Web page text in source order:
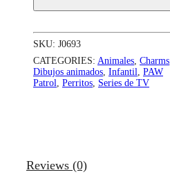
SKU: J0693
CATEGORIES: Animales Charms
Dibujos animados Infantil PAW
Patrol Perritos Series de TV
Reviews (0)